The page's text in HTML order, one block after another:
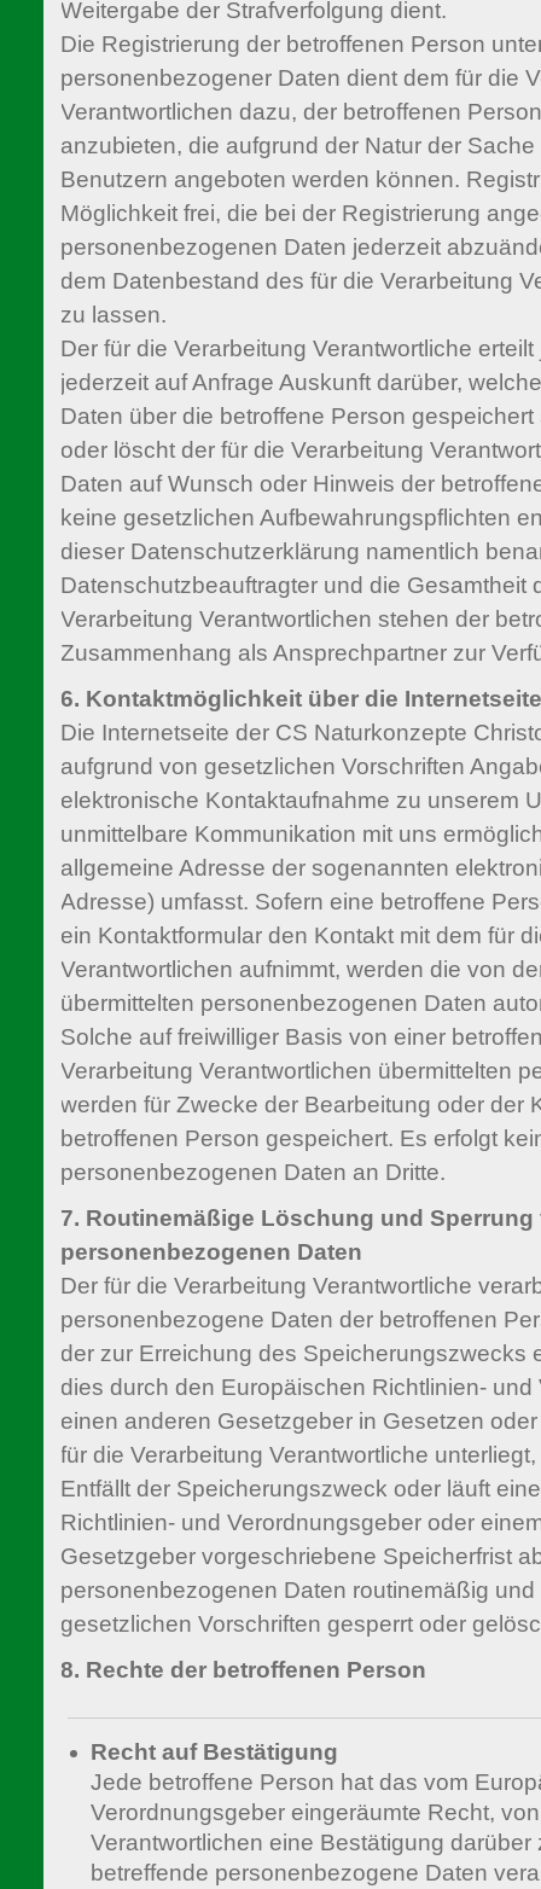
Weitergabe der Strafverfolgung dient.
Die Registrierung der betroffenen Person
personenbezogener Daten dient dem für die
Verantwortlichen dazu, der betroffenen
anzubieten, die aufgrund der Natur der
Benutzern angeboten werden können.
Möglichkeit frei, die bei der Registrierung
personenbezogenen Daten jederzeit
dem Datenbestand des für die Verarbeitung
zu lassen.
Der für die Verarbeitung Verantwortliche
jederzeit auf Anfrage Auskunft darüber,
Daten über die betroffene Person
oder löscht der für die Verarbeitung
Daten auf Wunsch oder Hinweis der
keine gesetzlichen Aufbewahrungspflichten
dieser Datenschutzerklärung namentlich
Datenschutzbeauftragter und die Gesamtheit
Verarbeitung Verantwortlichen stehen der
Zusammenhang als Ansprechpartner zur
6. Kontaktmöglichkeit über die
Die Internetseite der CS Naturkonzepte
aufgrund von gesetzlichen Vorschriften
elektronische Kontaktaufnahme zu unserem
unmittelbare Kommunikation mit uns
allgemeine Adresse der sogenannten
Adresse) umfasst. Sofern eine betroffene
ein Kontaktformular den Kontakt mit dem für
Verantwortlichen aufnimmt, werden die von
übermittelten personenbezogenen Daten
Solche auf freiwilliger Basis von einer
Verarbeitung Verantwortlichen übermittelten
werden für Zwecke der Bearbeitung oder der
betroffenen Person gespeichert. Es erfolgt
personenbezogenen Daten an Dritte.
7. Routinemäßige Löschung und Sperrung
personenbezogenen Daten
Der für die Verarbeitung Verantwortliche
personenbezogene Daten der betroffenen
der zur Erreichung des Speicherungszwecks
dies durch den Europäischen Richtlinien-
einen anderen Gesetzgeber in Gesetzen
für die Verarbeitung Verantwortliche
Entfällt der Speicherungszweck oder läuft
Richtlinien- und Verordnungsgeber oder
Gesetzgeber vorgeschriebene Speicherfrist
personenbezogenen Daten routinemäßig
gesetzlichen Vorschriften gesperrt oder
8. Rechte der betroffenen Person
Recht auf Bestätigung
Jede betroffene Person hat das vom
Verordnungsgeber eingeräumte Recht,
Verantwortlichen eine Bestätigung
betreffende personenbezogene Daten